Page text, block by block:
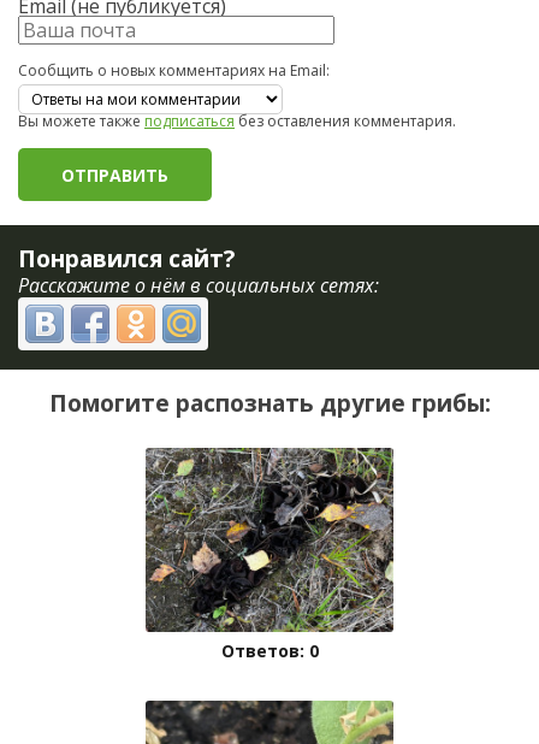
Email (не публикуется)
Сообщить о новых комментариях на Email:
Вы можете такжеподписатьсябез оставления комментария.
Понравился сайт?
Расскажите о нём в социальных сетях:
Помогите распознать другие грибы:
Ответов: 0